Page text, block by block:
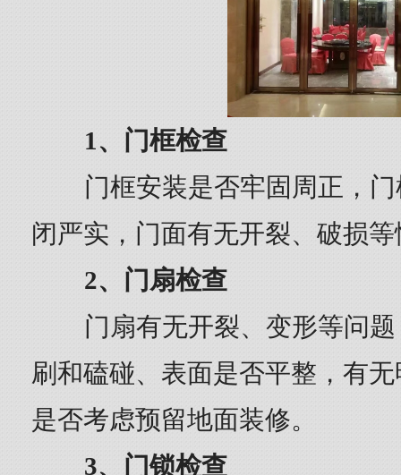
1、门框检查
门框安装是否牢固周正，
闭严实，门面有无开裂、破损
2、门扇检查
门扇有无开裂、变形等问
刷和磕碰、表面是否平整，有
是否考虑预留地面装修。
3、门锁检查